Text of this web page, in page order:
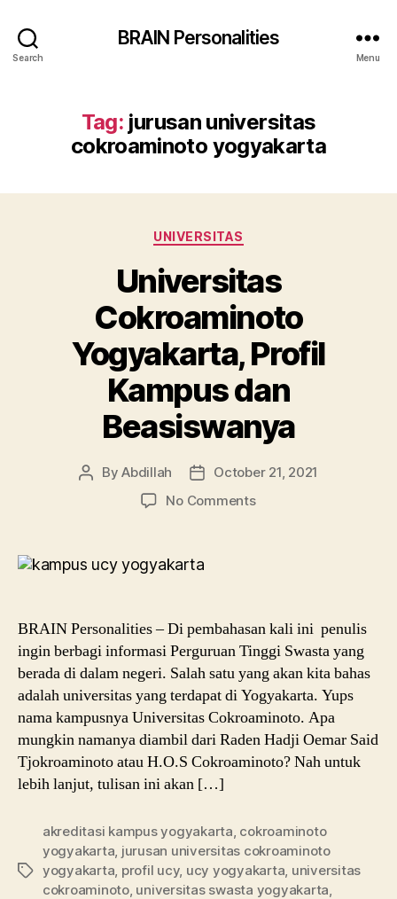
Search
BRAIN Personalities
Menu
Tag: jurusan universitas
cokroaminoto yogyakarta
Categories
UNIVERSITAS
Universitas
Cokroaminoto
Yogyakarta, Profil
Kampus dan
Beasiswanya
PostByAbdillah
PostOctober 21, 2021
No Commentson
Beasiswanya
BRAIN Personalities – Di pembahasan kali ini penulis
ingin berbagi informasi Perguruan Tinggi Swasta yang
berada di dalam negeri. Salah satu yang akan kita bahas
adalah universitas yang terdapat di Yogyakarta. Yups
nama kampusnya Universitas Cokroaminoto. Apa
mungkin namanya diambil dari Raden Hadji Oemar Said
Tjokroaminoto atau H.O.S Cokroaminoto? Nah untuk
lebih lanjut, tulisan ini akan […]
Tags
akreditasi kampus yogyakarta cokroaminoto
yogyakarta jurusan universitas cokroaminoto
yogyakarta profil ucy, ucy yogyakarta universitas
cokroaminoto, universitas swasta yogyakarta